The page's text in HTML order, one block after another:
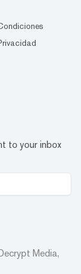
to your inbox
Media,